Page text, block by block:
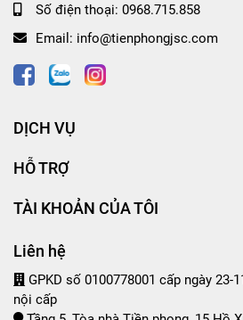
Số điện thoại: 0968.715.858
Email: info@tienphongjsc.com
DỊCH VỤ
HỖ TRỢ
TÀI KHOẢN CỦA TÔI
Liên hệ
GPKD số 0100778001 cấp ngày 23-
nội cấp